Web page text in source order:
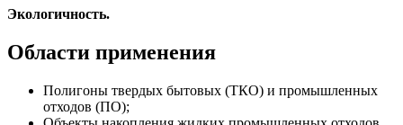
Экологичность.
Области применения
Полигоны твердых бытовых (ТКО) и промышленных
отходов (ПО);